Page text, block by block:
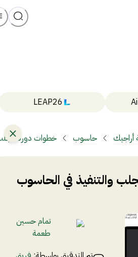
LEAP26
حاسوب خطوات دورة
والتنفيذ في الحاسوب
تمام حسين
طعمة